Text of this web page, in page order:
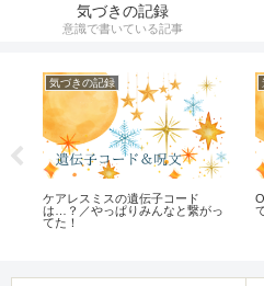
気づきの記録
意識で書いている記事
気づきの記録
ケアレスミスの遺伝子コード
は…？／やっぱりみんなと繋がっ
てた！